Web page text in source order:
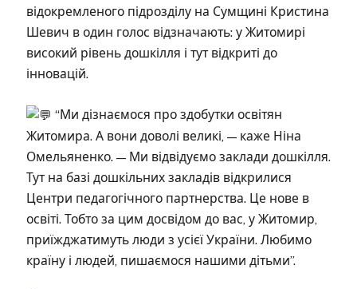
відокремленого підрозділу на Сумщині Кристина
Шевич в один голос відзначають: у Житомирі
високий рівень дошкілля і тут відкриті до
інновацій.
“Ми дізнаємося про здобутки освітян
Житомира. А вони доволі великі, — каже Ніна
Омельяненко. — Ми відвідуємо заклади дошкілля.
Тут на базі дошкільних закладів відкрилися
Центри педагогічного партнерства. Це нове в
освіті. Тобто за цим досвідом до вас, у Житомир,
приїжджатимуть люди з усієї України. Любимо
країну і людей, пишаємося нашими дітьми”.